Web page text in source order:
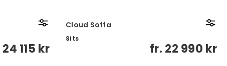
24 115 kr
Cloud Soffa
Sits
fr. 22 990 kr